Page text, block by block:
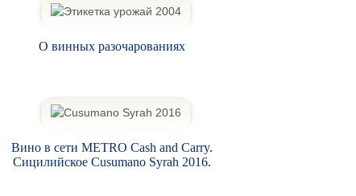
О винных разочарованиях
Вино в сети METRO Cash and Carry.
Сицилийское Cusumano Syrah 2016.